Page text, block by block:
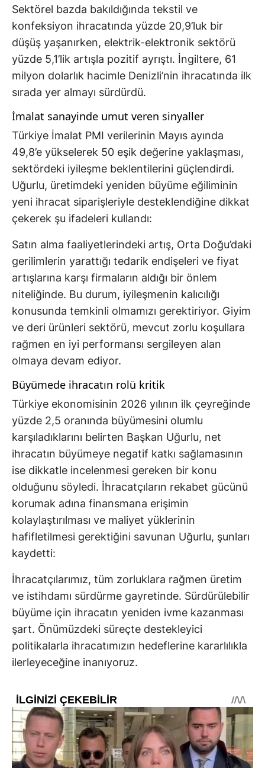
Sektörel bazda bakıldığında tekstil ve
konfeksiyon ihracatında yüzde 20,9’luk bir
düşüş yaşanırken, elektrik-elektronik sektörü
yüzde 5,1’lik artışla pozitif ayrıştı. İngiltere, 61
milyon dolarlık hacimle Denizli’nin ihracatında ilk
sırada yer almayı sürdürdü.
İmalat sanayinde umut veren sinyaller
Türkiye İmalat PMI verilerinin Mayıs ayında
49,8’e yükselerek 50 eşik değerine yaklaşması,
sektördeki iyileşme beklentilerini güçlendirdi.
Uğurlu, üretimdeki yeniden büyüme eğiliminin
yeni ihracat siparişleriyle desteklendiğine dikkat
çekerek şu ifadeleri kullandı:
Satın alma faaliyetlerindeki artış, Orta Doğu’daki
gerilimlerin yarattığı tedarik endişeleri ve fiyat
artışlarına karşı firmaların aldığı bir önlem
niteliğinde. Bu durum, iyileşmenin kalıcılığı
konusunda temkinli olmamızı gerektiriyor. Giyim
ve deri ürünleri sektörü, mevcut zorlu koşullara
rağmen en iyi performansı sergileyen alan
olmaya devam ediyor.
Büyümede ihracatın rolü kritik
Türkiye ekonomisinin 2026 yılının ilk çeyreğinde
yüzde 2,5 oranında büyümesini olumlu
karşıladıklarını belirten Başkan Uğurlu, net
ihracatın büyümeye negatif katkı sağlamasının
ise dikkatle incelenmesi gereken bir konu
olduğunu söyledi. İhracatçıların rekabet gücünü
korumak adına finansmana erişimin
kolaylaştırılması ve maliyet yüklerinin
hafifletilmesi gerektiğini savunan Uğurlu, şunları
kaydetti:
İhracatçılarımız, tüm zorluklara rağmen üretim
ve istihdamı sürdürme gayretinde. Sürdürülebilir
büyüme için ihracatın yeniden ivme kazanması
şart. Önümüzdeki süreçte destekleyici
politikalarla ihracatımızın hedeflerine kararlılıkla
ilerleyeceğine inanıyoruz.